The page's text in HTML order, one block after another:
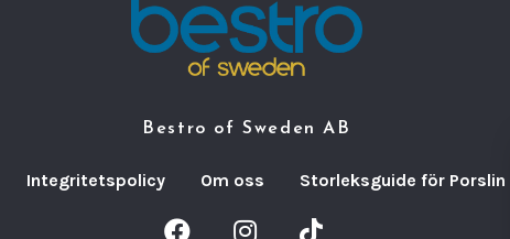
Bestro of Sweden AB
Integritetspolicy Om oss Storleksguide för Porslin